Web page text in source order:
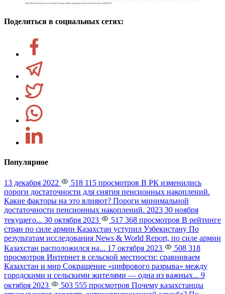
Поделиться в социальных сетях:
Популярное
13 декабря 2022 518 115 просмотров В РК изменились
пороги достаточности для снятия пенсионных накоплений.
Какие факторы на это влияют? Пороги минимальной
достаточности пенсионных накоплений. 2023 30 ноября
текущего... 30 октября 2023 517 368 просмотров В рейтинге
стран по силе армии Казахстан уступил Узбекистану По
результатам исследования News & World Report, по силе армии
Казахстан расположился на... 17 октября 2023
508 318
просмотров Интернет в сельской местности: сравниваем
Казахстан и мир Сокращение «цифрового разрыва» между
городскими и сельскими жителями — одна из важных... 9
октября 2023
503 555 просмотров Почему казахстанцы